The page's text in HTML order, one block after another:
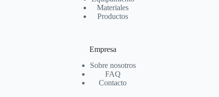
Materiales
Productos
Empresa
Sobre nosotros
FAQ
Contacto